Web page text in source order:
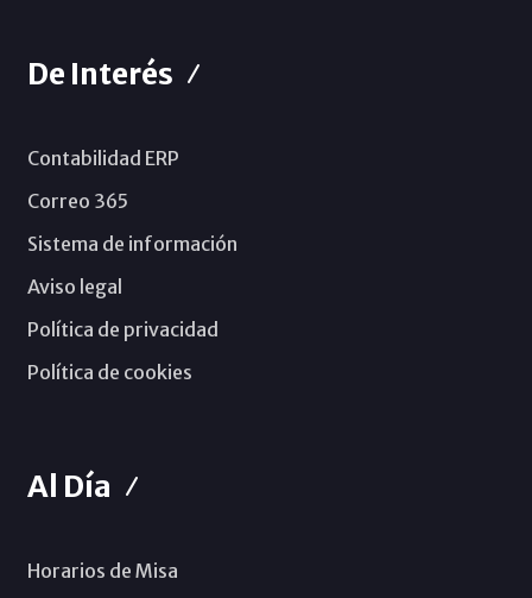
De Interés
Contabilidad ERP
Correo 365
Sistema de información
Aviso legal
Política de privacidad
Política de cookies
Al Día
Horarios de Misa